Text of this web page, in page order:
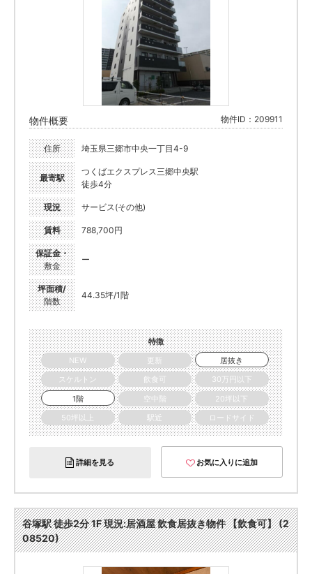
物件概要 物件ID：209911
住所 埼玉県三郷市中央一丁目4-9
最寄駅
つくばエクスプレス三郷中央駅
徒歩4分
現況 サービス(その他)
賃料 788,700円
保証金・
敷金
ー
坪面積/
階数
44.35坪/1階
特徴
NEW
更新
居抜き
スケルトン
飲食可
30万円以下
1階
空中階
20坪以下
50坪以上
駅近 ロードサイド
詳細を見る お気に入りに追加
谷塚駅 徒歩2分 1F 現況:居酒屋 飲食居抜き物件 【飲食可】 (2
08520)